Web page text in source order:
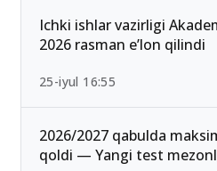
Ichki ishlar vazirligi
2026 rasman e’lon qilindi
25-iyul 16:55
2026/2027 qabulda
qoldi — Yangi test